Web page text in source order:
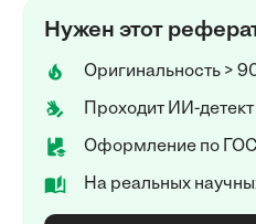
Нужен этот
Оригинальность >
Проходит ИИ-
Оформление по
На реальных